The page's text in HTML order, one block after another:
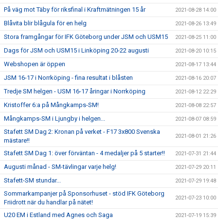
På väg mot Täby för riksfinal i Kraftmätningen 15 år 2021-08-28 14:00
Blåvita blir blågula för en helg 2021-08-26 13:49
Stora framgångar för IFK Göteborg under JSM och USM15 2021-08-25 11:00
Dags för JSM och USM15 i Linköping 20-22 augusti 2021-08-20 10:15
Webshopen är öppen 2021-08-17 13:44
JSM 16-17 i Norrköping - fina resultat i blåsten 2021-08-16 20:07
Tredje SM helgen - USM 16-17 åringar i Norrköping 2021-08-12 22:29
Kristoffer 6:a på Mångkamps-SM! 2021-08-08 22:57
Mångkamps-SM i Ljungby i helgen... 2021-08-07 08:59
Stafett SM Dag 2: Kronan på verket - F17 3x800 Svenska
mästare!!
2021-08-01 21:26
Stafett SM Dag 1: över förväntan - 4 medaljer på 5 starter!! 2021-07-31 21:44
Augusti månad - SM-tävlingar varje helg! 2021-07-29 20:11
Stafett-SM stundar... 2021-07-29 19:48
Sommarkampanjer på Sponsorhuset - stöd IFK Göteborg
Friidrott när du handlar på nätet!
2021-07-23 10:00
U20 EM i Estland med Agnes och Saga 2021-07-19 15:39